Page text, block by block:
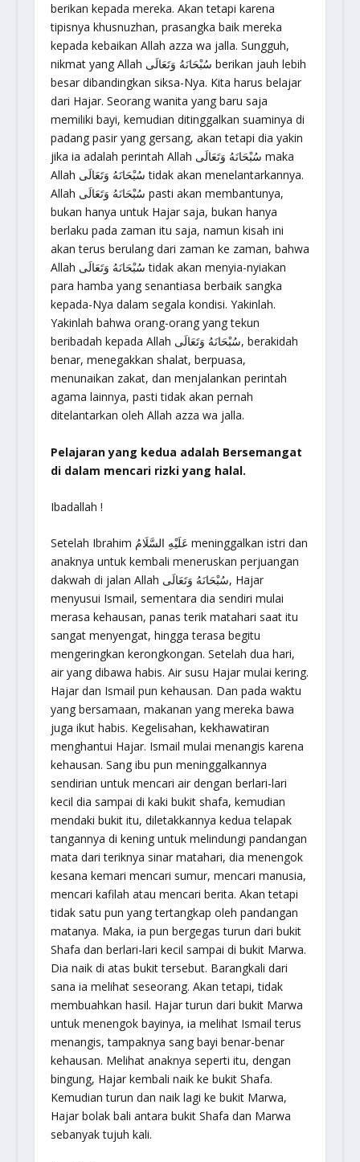
berikan kepada mereka. Akan tetapi karena
tipisnya khusnuzhan, prasangka baik mereka
kepada kebaikan Allah azza wa jalla. Sungguh,
nikmat yang Allah سُبْحَانَهُ وَتَعَالَى berikan jauh lebih
besar dibandingkan siksa-Nya. Kita harus belajar
dari Hajar. Seorang wanita yang baru saja
memiliki bayi, kemudian ditinggalkan suaminya di
padang pasir yang gersang, akan tetapi dia yakin
jika ia adalah perintah Allah سُبْحَانَهُ وَتَعَالَى maka
Allah سُبْحَانَهُ وَتَعَالَى tidak akan menelantarkannya.
Allah سُبْحَانَهُ وَتَعَالَى pasti akan membantunya,
bukan hanya untuk Hajar saja, bukan hanya
berlaku pada zaman itu saja, namun kisah ini
akan terus berulang dari zaman ke zaman, bahwa
Allah سُبْحَانَهُ وَتَعَالَى tidak akan menyia-nyiakan
para hamba yang senantiasa berbaik sangka
kepada-Nya dalam segala kondisi. Yakinlah.
Yakinlah bahwa orang-orang yang tekun
beribadah kepada Allah سُبْحَانَهُ وَتَعَالَى, berakidah
benar, menegakkan shalat, berpuasa,
menunaikan zakat, dan menjalankan perintah
agama lainnya, pasti tidak akan pernah
ditelantarkan oleh Allah azza wa jalla.
Pelajaran yang kedua adalah Bersemangat
di dalam mencari rizki yang halal.
Ibadallah !
Setelah Ibrahim عَلَيْهِ السَّلَامُ meninggalkan istri dan
anaknya untuk kembali meneruskan perjuangan
dakwah di jalan Allah سُبْحَانَهُ وَتَعَالَى, Hajar
menyusui Ismail, sementara dia sendiri mulai
merasa kehausan, panas terik matahari saat itu
sangat menyengat, hingga terasa begitu
mengeringkan kerongkongan. Setelah dua hari,
air yang dibawa habis. Air susu Hajar mulai kering.
Hajar dan Ismail pun kehausan. Dan pada waktu
yang bersamaan, makanan yang mereka bawa
juga ikut habis. Kegelisahan, kekhawatiran
menghantui Hajar. Ismail mulai menangis karena
kehausan. Sang ibu pun meninggalkannya
sendirian untuk mencari air dengan berlari-lari
kecil dia sampai di kaki bukit shafa, kemudian
mendaki bukit itu, diletakkannya kedua telapak
tangannya di kening untuk melindungi pandangan
mata dari teriknya sinar matahari, dia menengok
kesana kemari mencari sumur, mencari manusia,
mencari kafilah atau mencari berita. Akan tetapi
tidak satu pun yang tertangkap oleh pandangan
matanya. Maka, ia pun bergegas turun dari bukit
Shafa dan berlari-lari kecil sampai di bukit Marwa.
Dia naik di atas bukit tersebut. Barangkali dari
sana ia melihat seseorang. Akan tetapi, tidak
membuahkan hasil. Hajar turun dari bukit Marwa
untuk menengok bayinya, ia melihat Ismail terus
menangis, tampaknya sang bayi benar-benar
kehausan. Melihat anaknya seperti itu, dengan
bingung, Hajar kembali naik ke bukit Shafa.
Kemudian turun dan naik lagi ke bukit Marwa,
Hajar bolak bali antara bukit Shafa dan Marwa
sebanyak tujuh kali.